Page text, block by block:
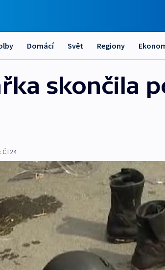
Domácí Svět Regiony
skončila
ČT24